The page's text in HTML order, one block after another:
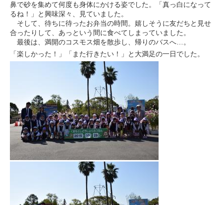
鼻で砂を集めて何度も身体にかける姿でした。「真っ白になって
るね！」と興味深々、見ていました。
そして、待ちに待ったお弁当の時間。嬉しそうに友だちと見せ
合ったりして、あっという間に食べてしまっていました。
最後は、満開のコスモス畑を散歩し、帰りのバスへ…。
「楽しかった！」「また行きたい！」と大満足の一日でした。